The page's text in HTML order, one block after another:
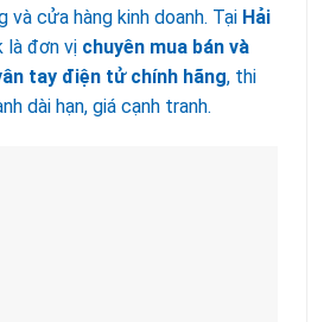
và cửa hàng kinh doanh. Tại Hải
là đơn vị chuyên mua bán và
tay điện tử chính hãng, thi
dài hạn, giá cạnh tranh.